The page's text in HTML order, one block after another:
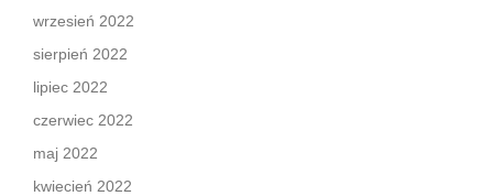
wrzesień 2022
sierpień 2022
lipiec 2022
czerwiec 2022
maj 2022
kwiecień 2022